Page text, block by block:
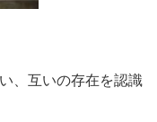
、互いの存在を認識